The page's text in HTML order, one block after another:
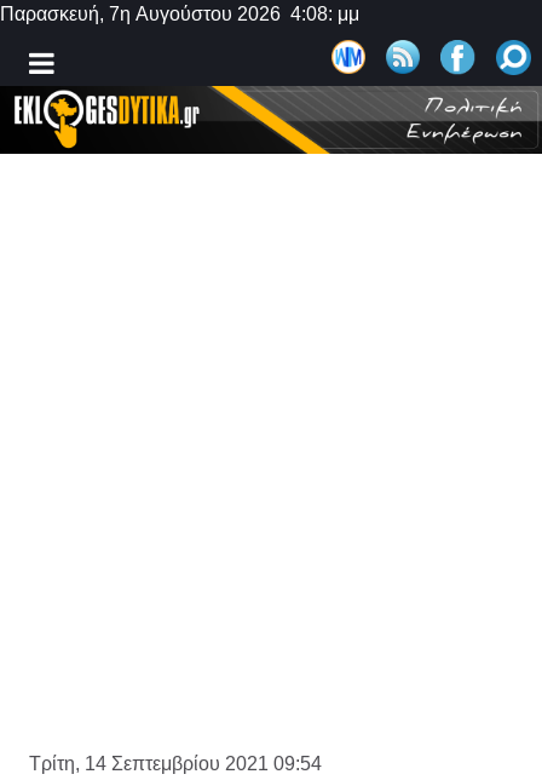
Παρασκευή, 7η Αυγούστου 2026 4:08: μμ
Τρίτη, 14 Σεπτεμβρίου 2021 09:54